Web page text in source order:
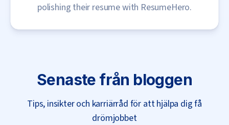
polishing their resume with ResumeHero.
Senaste från bloggen
Tips, insikter och karriärråd för att hjälpa dig få
drömjobbet